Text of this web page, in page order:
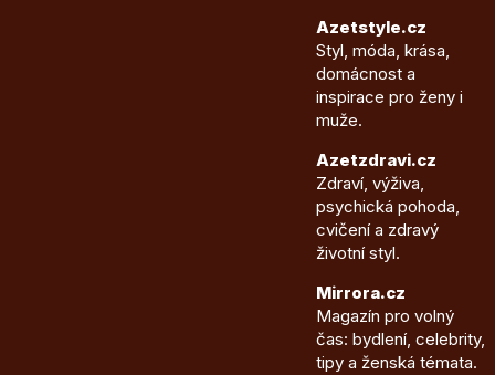
Azetstyle.cz
Styl, móda, krása,
domácnost a
inspirace pro ženy i
muže.
Azetzdravi.cz
Zdraví, výživa,
psychická pohoda,
cvičení a zdravý
životní styl.
Mirrora.cz
Magazín pro volný
čas: bydlení, celebrity,
tipy a ženská témata.